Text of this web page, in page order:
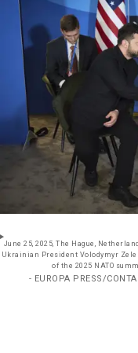
June 25, 2025, The Hague,
Ukrainian President Volodymyr
of the 2025 NATO
- EUROPA PRESS/